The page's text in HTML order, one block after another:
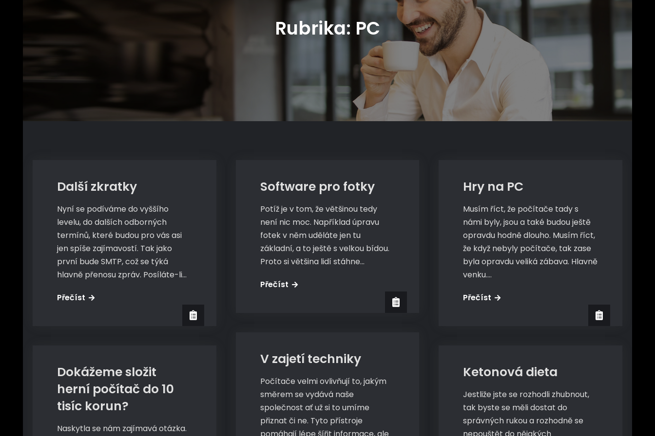
Rubrika: PC
Další zkratky
Nyní se podíváme do vyššího
levelu, do dalších odborných
termínů, které budou pro vás asi
jen spíše zajímavostí. Tak jako
první bude SMTP, což se týká
hlavně přenosu zpráv. Posíláte-li…
Přečíst Další
Software pro fotky
Potíž je v tom, že většinou tedy
není nic moc. Například úpravu
fotek v něm uděláte jen tu
základní, a to ještě s velkou bídou.
Proto si většina lidí stáhne…
PřečístSoftware
Hry na PC
Musím říct, že počítače tady s
námi byly, jsou a také budou ještě
opravdu hodně dlouho. Musím říct,
že když nebyly počítače, tak zase
byla opravdu veliká zábava. Hlavně
venku.…
Přečíst Hry
V zajetí techniky
Počítače velmi ovlivňují to, jakým
směrem se vydává naše
společnost ať už si to umíme
přiznat či ne. Tyto přístroje
Dokážeme složit
herní počítač do 10
tisíc korun?
Naskytla se nám zajímavá otázka.
Ketonová dieta
Jestliže jste se rozhodli zhubnout,
tak byste se měli dostat do
správných rukou a rozhodně se